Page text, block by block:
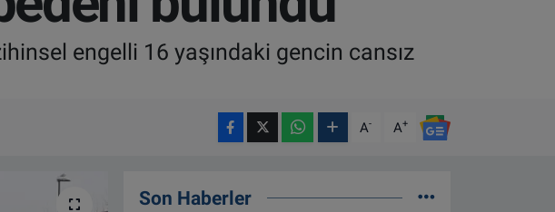
engelli 16 yaşındaki gencin cansız
A- A+
Son Haberler